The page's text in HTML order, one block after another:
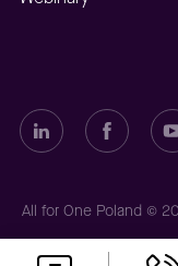
All for One Poland ©
Polityka prywatności